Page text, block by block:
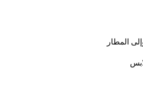
المطار